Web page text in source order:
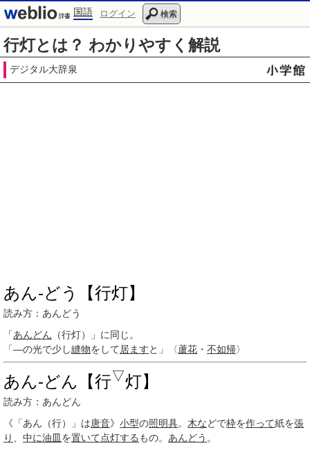
国語 ログイン 検索
行灯とは？ わかりやすく解説
デジタル大辞泉
あん‐どう【行灯】
読み方：あんどう
「あんどん （行灯）」に同じ。
「―の光で少し縫物をして居ますと」〈蘆花 ・ 不如帰〉
あん‐どん【行▽灯】
読み方：あんどん
《「あん（行）」は唐音》 小型の照明具。 木などで枠を作って紙を張
り
中に油皿 を置いて点灯する もの。 あんどう 。